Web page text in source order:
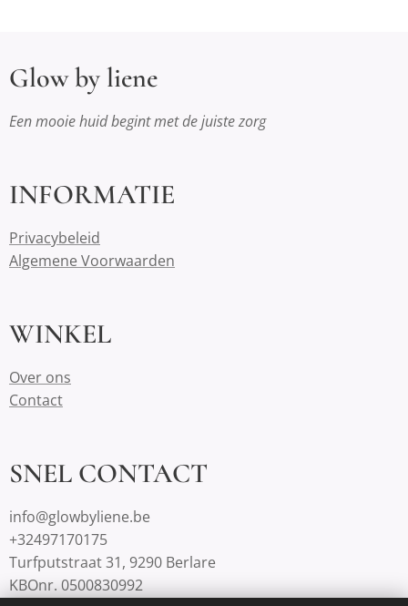
Glow by liene
Een mooie huid begint met de juiste zorg
INFORMATIE
Privacybeleid
Algemene Voorwaarden
WINKEL
Over ons
Contact
SNEL CONTACT
info@glowbyliene.be
+32497170175
Turfputstraat 31, 9290 Berlare
KBOnr. 0500830992